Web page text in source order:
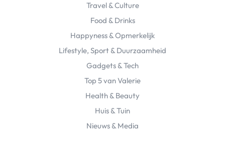
Travel & Culture
Food & Drinks
Happyness & Opmerkelijk
Lifestyle, Sport & Duurzaamheid
Gadgets & Tech
Top 5 van Valerie
Health & Beauty
Huis & Tuin
Nieuws & Media